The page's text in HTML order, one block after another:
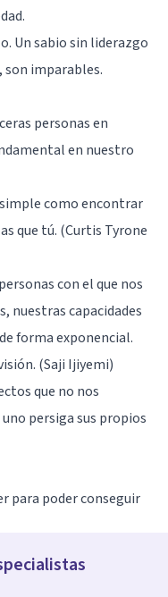
Un sabio sin liderazgo
son imparables.
personas en
en nuestro
simple como encontrar
que tú. (Curtis Tyrone
con el que nos
nuestras capacidades
forma exponencial.
(Saji Ijiyemi)
que no nos
persiga sus propios
para poder conseguir
deber ayudarnos y
nunca